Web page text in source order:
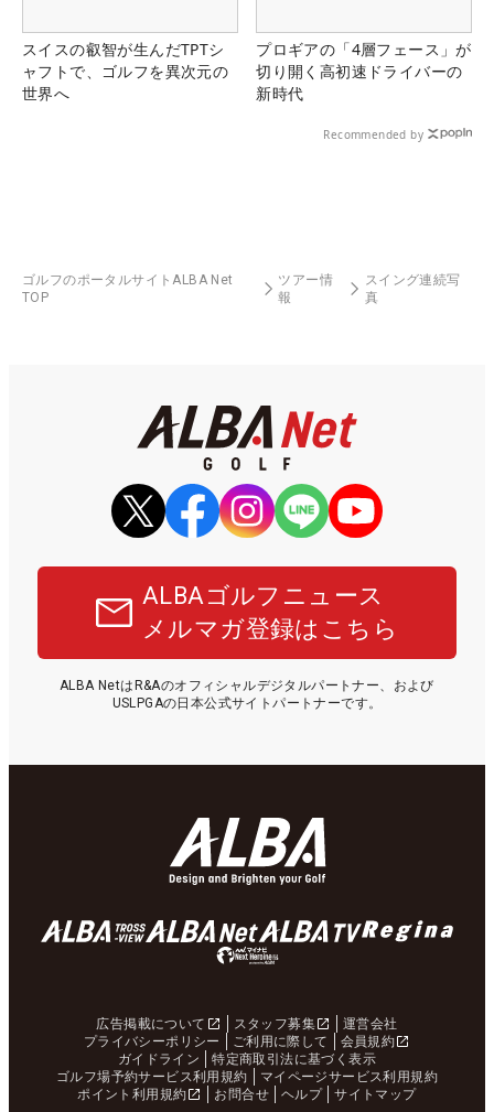
スイスの叡智が生んだTPTシ
ャフトで、ゴルフを異次元の
世界へ
プロギアの「4層フェース」が
切り開く高初速ドライバーの
新時代
Recommended by
ゴルフのポータルサイトALBA Net
TOP
ツアー情
報
スイング連続写
真
ALBAゴルフニュース
メルマガ登録はこちら
ALBA NetはR&Aのオフィシャルデジタルパートナー、および
USLPGAの日本公式サイトパートナーです。
広告掲載について スタッフ募集
運営会社
プライバシーポリシー
ご利用に際して
会員規約
ガイドライン
特定商取引法に基づく表示
ゴルフ場予約サービス利用規約
マイページサービス利用規約
ポイント利用規約
お問合せ ヘルプ サイトマップ